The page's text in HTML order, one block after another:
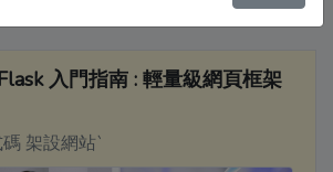
入門指南 : 輕量級網頁框架
架設網站`